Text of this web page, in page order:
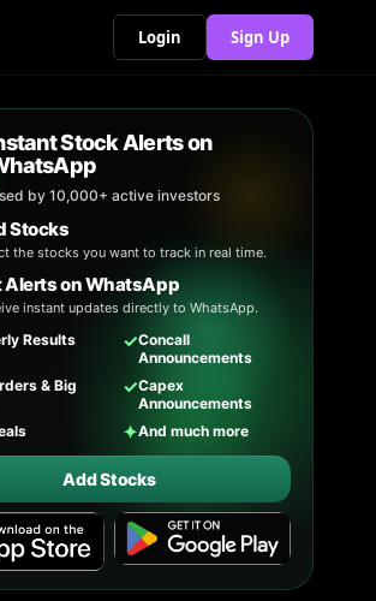
Login Sign Up
Stock Alerts on
by 10,000+ active investors
Stocks
the stocks you want to track in real time.
Alerts on WhatsApp
instant updates directly to WhatsApp.
Results ✓Concall
Announcements
& Big
✓Capex
Announcements
✦And much more
Add Stocks